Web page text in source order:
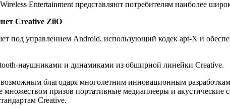
Entertainment представляют потребителям наиболее
Creative ZiiO
под управлением Android, использующий кодек apt-X и
наушниками и динамиками из обширной линейки Creative.
возможным благодаря многолетним инновационным
множеством призов портативные медиаплееры и
Creative.